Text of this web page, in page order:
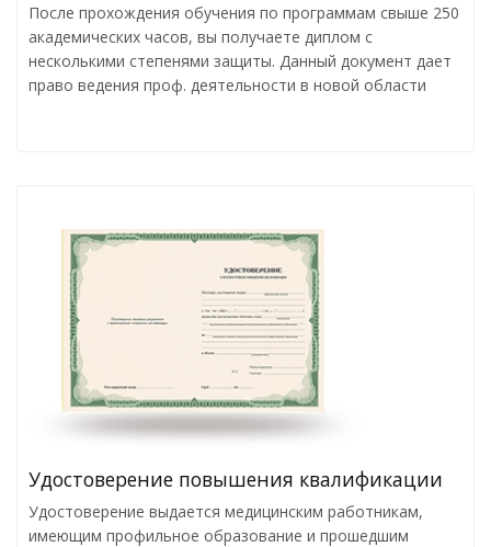
После прохождения обучения по программам свыше 250
академических часов, вы получаете диплом с
несколькими степенями защиты. Данный документ дает
право ведения проф. деятельности в новой области
Удостоверение повышения квалификации
Удостоверение выдается медицинским работникам,
имеющим профильное образование и прошедшим